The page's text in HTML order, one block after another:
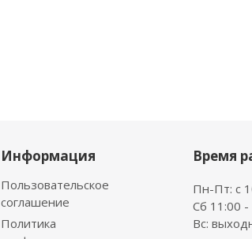
Информация
Пользовательское
соглашение
Политика
Время
Пн-Пт: с
Сб 11:00 -
Вс: